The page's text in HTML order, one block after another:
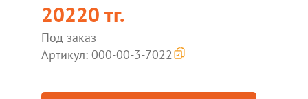
20220 тг.
Под заказ
Артикул: 000-00-3-7022